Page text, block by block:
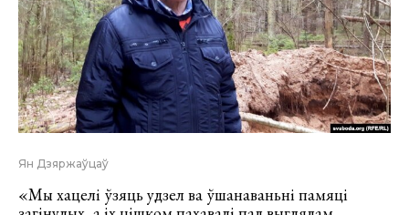
Ян Дзяржаўцаў
«Мы хацелі ўзяць удзел ва ўшанаваньні памяці